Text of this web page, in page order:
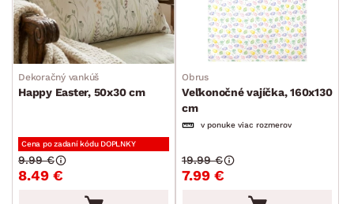
cm max.
min.
MIESTNOSŤ
SKLADOVOSŤ
Dekoračný vankúš
Happy Easter, 50x30 cm
Cena po zadaní kódu DOPLNKY
8.49 €
9.99 €
Obrus
Veľkonočné vajíčka, 160x130
cm
v ponuke viac rozmerov
7.99 €
19.99 €